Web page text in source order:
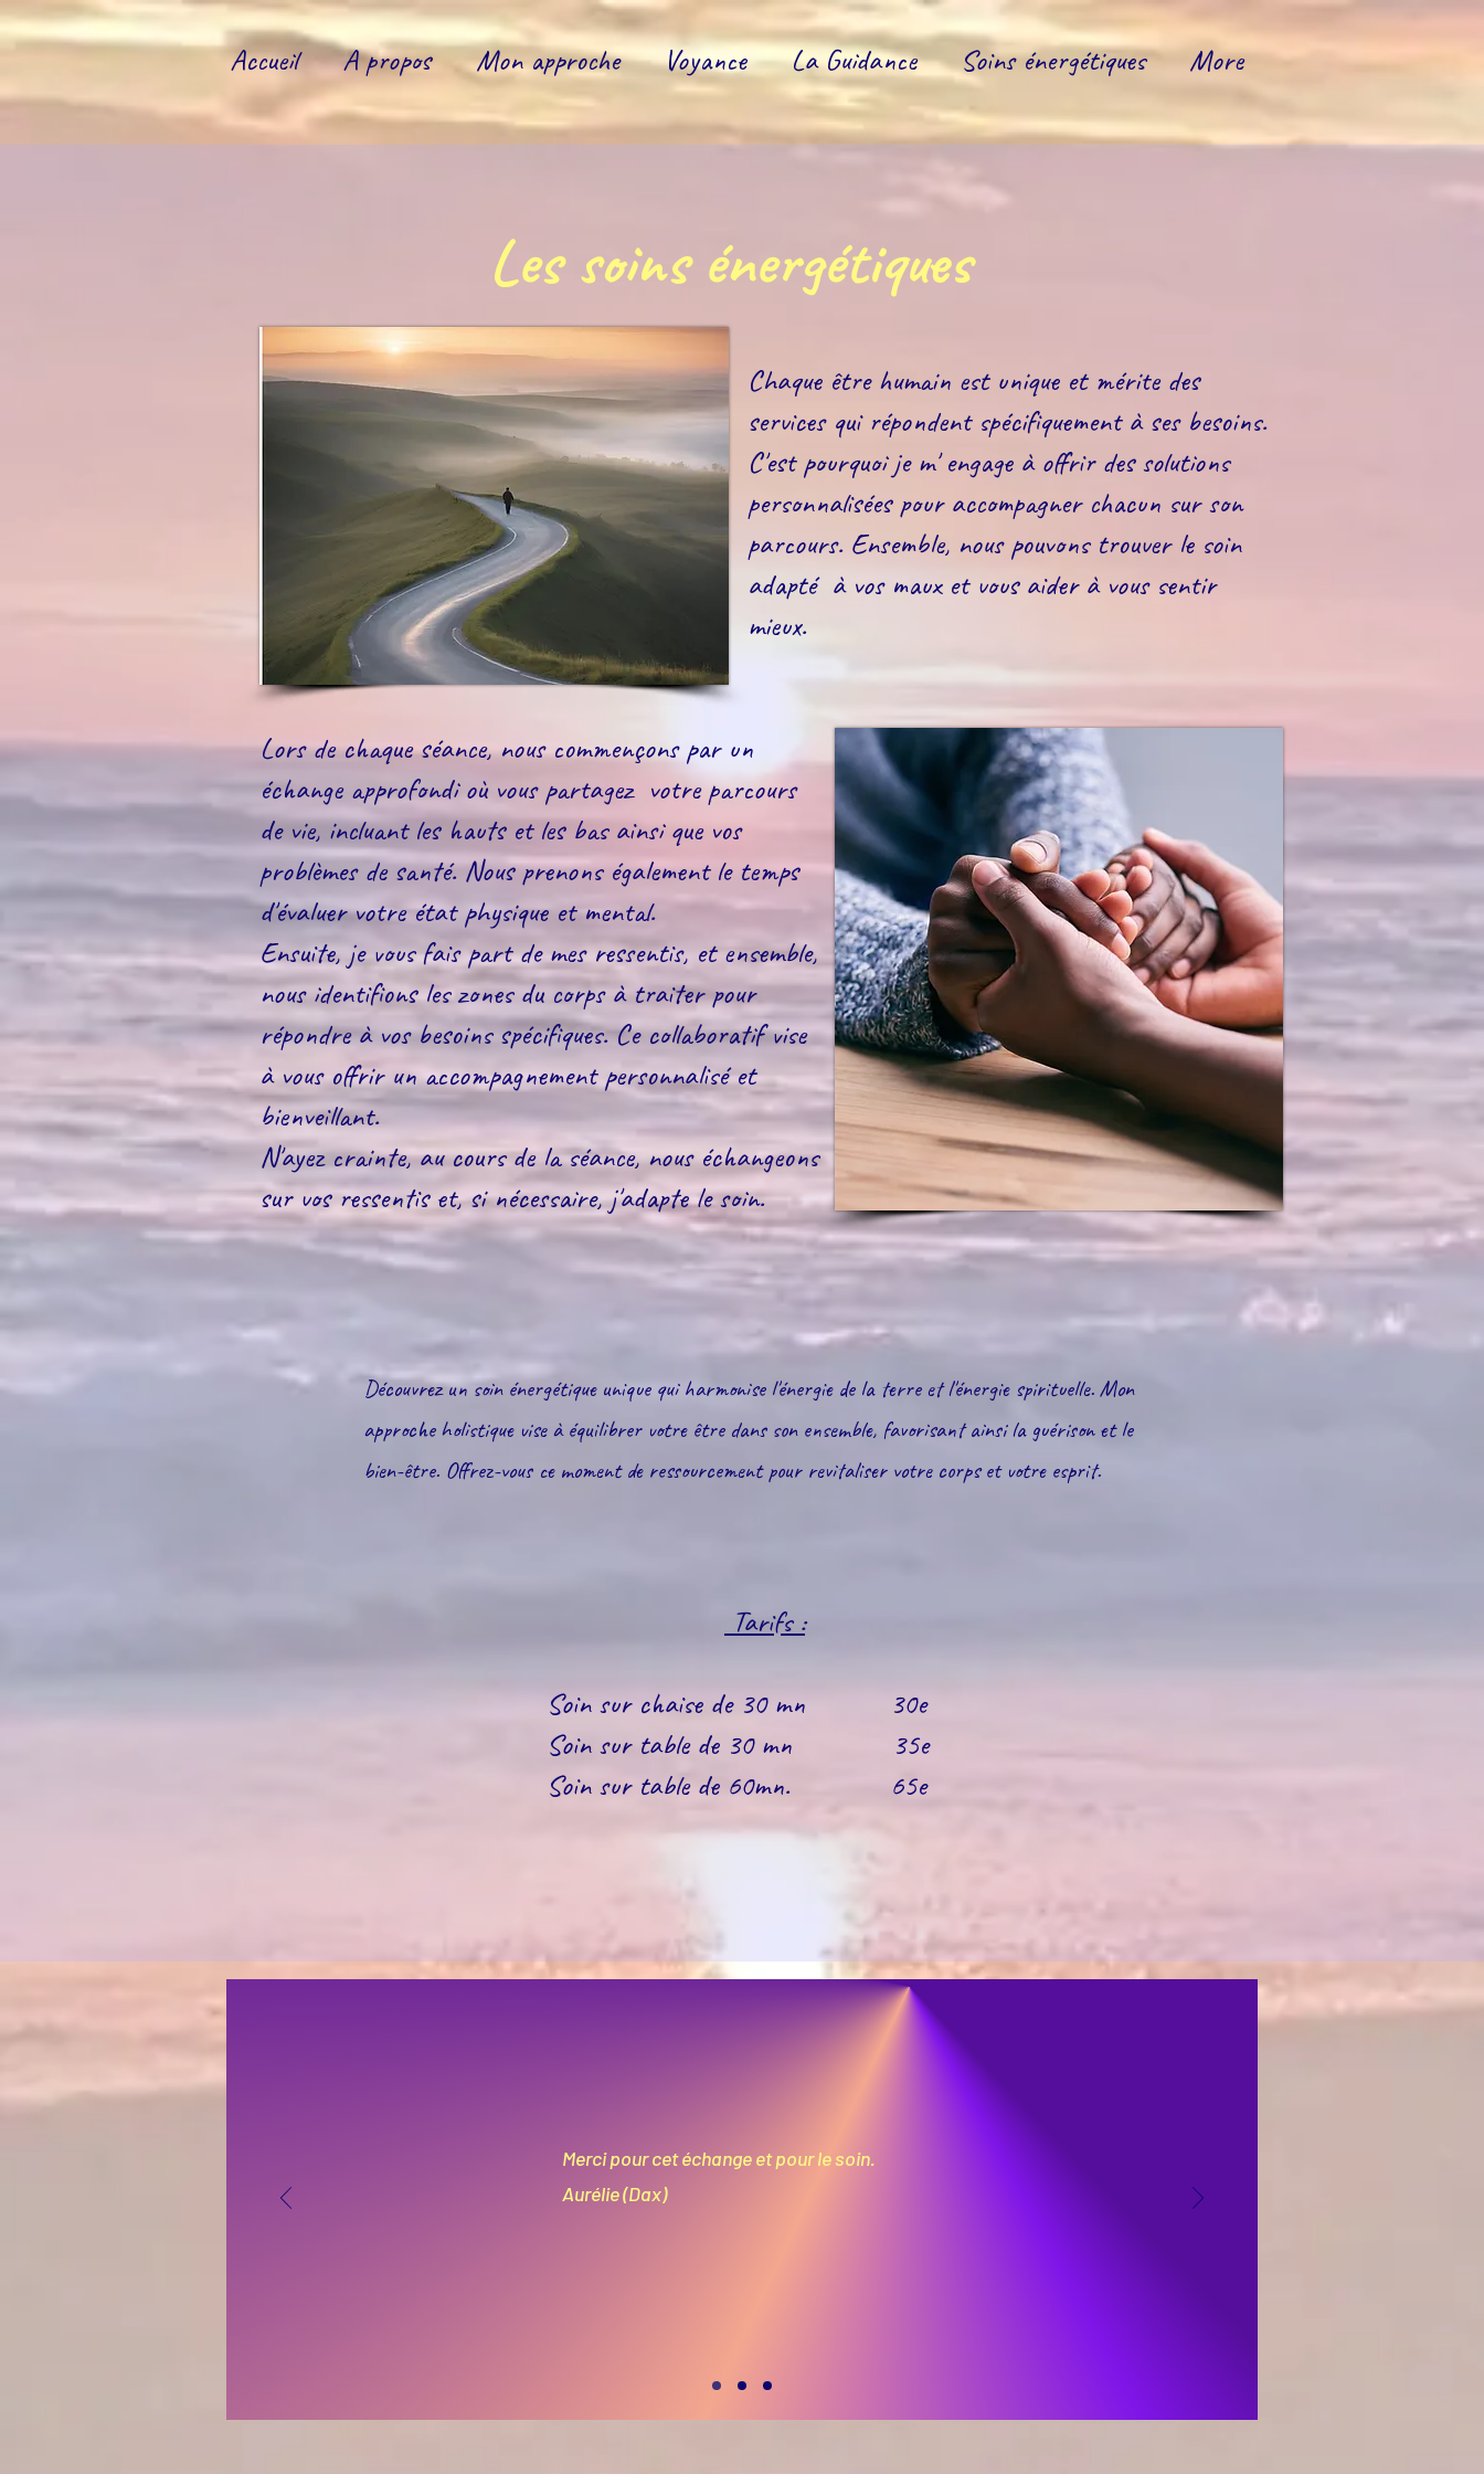
https://www.instagram.com/marieclaude.etresoi/?hl=fr
Accueil A propos Mon approche Voyance La Guidance Soins énergétiques More
Les soins énergétiques
Chaque être humain est unique et mérite des
services qui répondent spécifiquement à ses besoins.
C'est pourquoi je m' engage à offrir des solutions
personnalisées pour accompagner chacun sur son
parcours. Ensemble, nous pouvons trouver le soin
adapté à vos maux et vous aider à vous sentir
mieux.
Lors de chaque séance, nous commençons par un
échange approfondi où vous partagez votre parcours
de vie, incluant les hauts et les bas ainsi que vos
problèmes de santé. Nous prenons également le temps
d'évaluer votre état physique et mental.
Ensuite, je vous fais part de mes ressentis, et ensemble,
nous identifions les zones du corps à traiter pour
répondre à vos besoins spécifiques. Ce collaboratif vise
à vous offrir un accompagnement personnalisé et
bienveillant.
N'ayez crainte, au cours de la séance, nous échangeons
sur vos ressentis et, si nécessaire, j'adapte le soin.
Découvrez un soin énergétique unique qui harmonise l'énergie de la terre et l'énergie spirituelle. Mon
approche holistique vise à équilibrer votre être dans son ensemble, favorisant ainsi la guérison et le
bien-être. Offrez-vous ce moment de ressourcement pour revitaliser votre corps et votre esprit.
Tarifs :
Soin sur chaise de 30 mn 30e
Soin sur table de 30 mn 35e
Soin sur table de 60mn. 65e
Merci pour cet échange et pour le soin.
Aurélie (Dax)